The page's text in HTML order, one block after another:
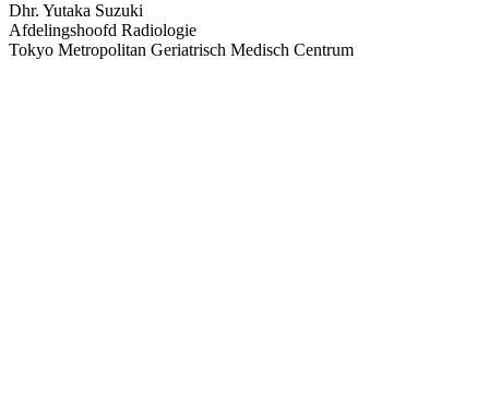
Dhr. Yutaka Suzuki
Afdelingshoofd Radiologie
Tokyo Metropolitan Geriatrisch Medisch Centrum